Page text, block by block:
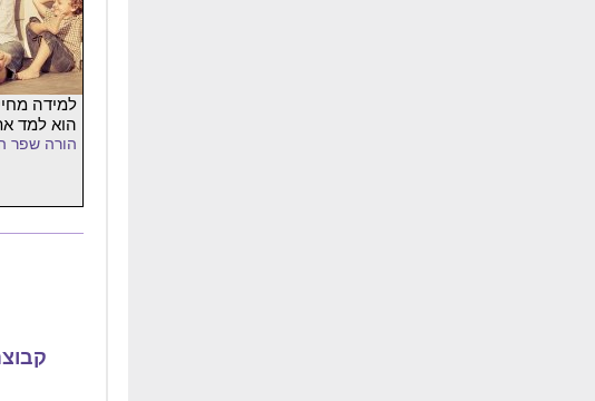
למידה
הוא למד
הורה שפר